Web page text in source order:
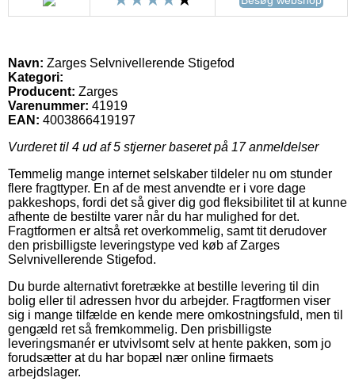
Navn: Zarges Selvnivellerende Stigefod
Kategori:
Producent: Zarges
Varenummer: 41919
EAN: 4003866419197
Vurderet til 4 ud af 5 stjerner baseret på 17anmeldelser
Temmelig mange internet selskaber tildeler nu om stunder
flere fragttyper. En af de mest anvendte er i vore dage
pakkeshops, fordi det så giver dig god fleksibilitet til at kunne
afhente de bestilte varer når du har mulighed for det.
Fragtformen er altså ret overkommelig, samt tit derudover
den prisbilligste leveringstype ved køb af Zarges
Selvnivellerende Stigefod.
Du burde alternativt foretrække at bestille levering til din
bolig eller til adressen hvor du arbejder. Fragtformen viser
sig i mange tilfælde en kende mere omkostningsfuld, men til
gengæld ret så fremkommelig. Den prisbilligste
leveringsmanér er utvivlsomt selv at hente pakken, som jo
forudsætter at du har bopæl nær online firmaets
arbejdslager.